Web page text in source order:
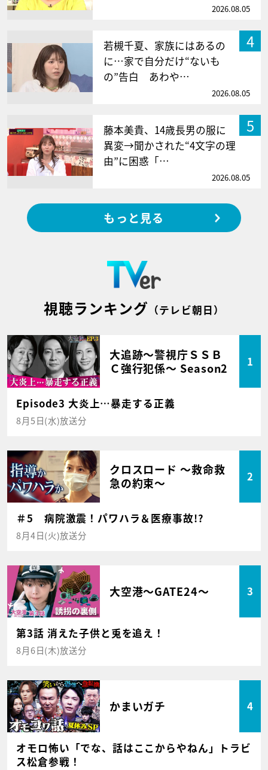
2026.08.05
4
若槻千夏、家族にはあるの
に…家で自分だけ“ないも
の”告白 あわや…
2026.08.05
5
藤本美貴、14歳長男の服に
異変→聞かされた“4文字の理
由”に困惑「…
2026.08.05
もっと見る
視聴ランキング （テレビ朝日）
大追跡～警視庁ＳＳＢ
Ｃ強行犯係～ Season2
1
Episode3 大炎上…暴走する正義
8月5日(水)放送分
クロスロード ～救命救
急の約束～
2
＃5 病院激震！パワハラ＆医療事故!?
8月4日(火)放送分
大空港～GATE24～ 3
第3話 消えた子供と兎を追え！
8月6日(木)放送分
かまいガチ 4
オモロ怖い「でな、話はここからやねん」トラビ
ス松倉参戦！